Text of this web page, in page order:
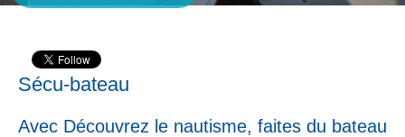
Sécu-bateau
Avec Découvrez le nautisme, faites du bateau